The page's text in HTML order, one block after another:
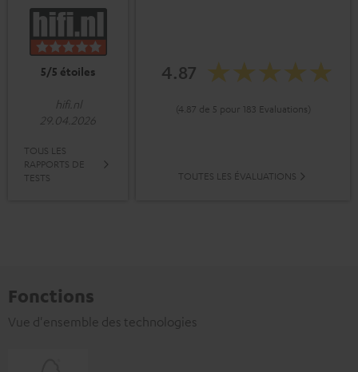
5/5 étoiles
hifi.nl
29.04.2026
TOUS LES
RAPPORTS DE
TESTS
4.87
(4.87 de 5 pour 183 Evaluations)
TOUTES LES ÉVALUATIONS
Fonctions
Vue d'ensemble des technologies